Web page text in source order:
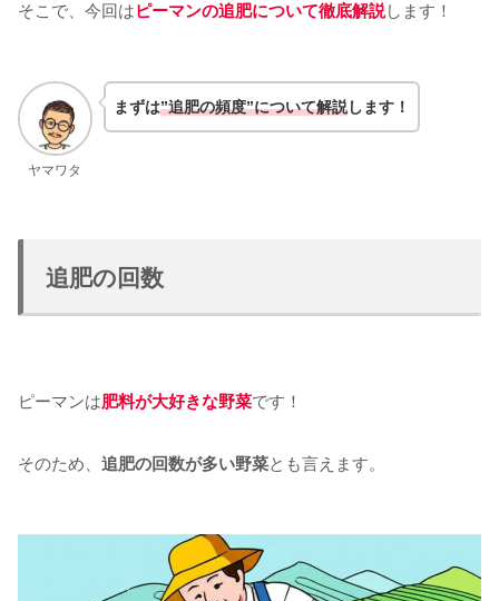
そこで、今回はピーマンの追肥について徹底解説します！
ヤマワタ
まずは”追肥の頻度”について解説します！
追肥の回数
ピーマンは肥料が大好きな野菜です！
そのため、 追肥の回数が多い野菜とも言えます。